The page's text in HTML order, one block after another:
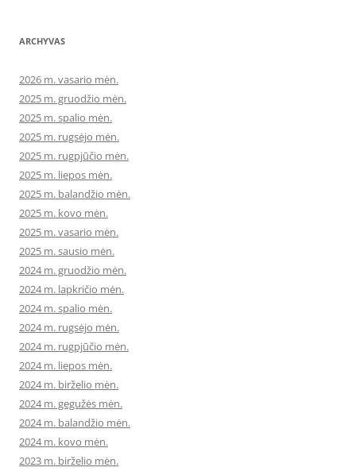
ARCHYVAS
2026 m. vasario mėn.
2025 m. gruodžio mėn.
2025 m. spalio mėn.
2025 m. rugsėjo mėn.
2025 m. rugpjūčio mėn.
2025 m. liepos mėn.
2025 m. balandžio mėn.
2025 m. kovo mėn.
2025 m. vasario mėn.
2025 m. sausio mėn.
2024 m. gruodžio mėn.
2024 m. lapkričio mėn.
2024 m. spalio mėn.
2024 m. rugsėjo mėn.
2024 m. rugpjūčio mėn.
2024 m. liepos mėn.
2024 m. birželio mėn.
2024 m. gegužės mėn.
2024 m. balandžio mėn.
2024 m. kovo mėn.
2023 m. birželio mėn.